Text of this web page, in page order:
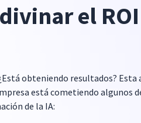
el
obteniendo resultados? Esta
está cometiendo algunos
de la IA: